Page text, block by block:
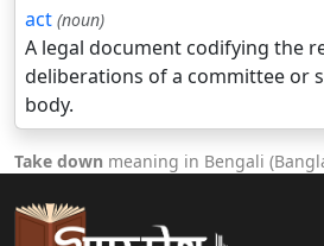
act (noun)
A legal document codifying the
deliberations of a committee or
body.
Take down meaning in Bengali